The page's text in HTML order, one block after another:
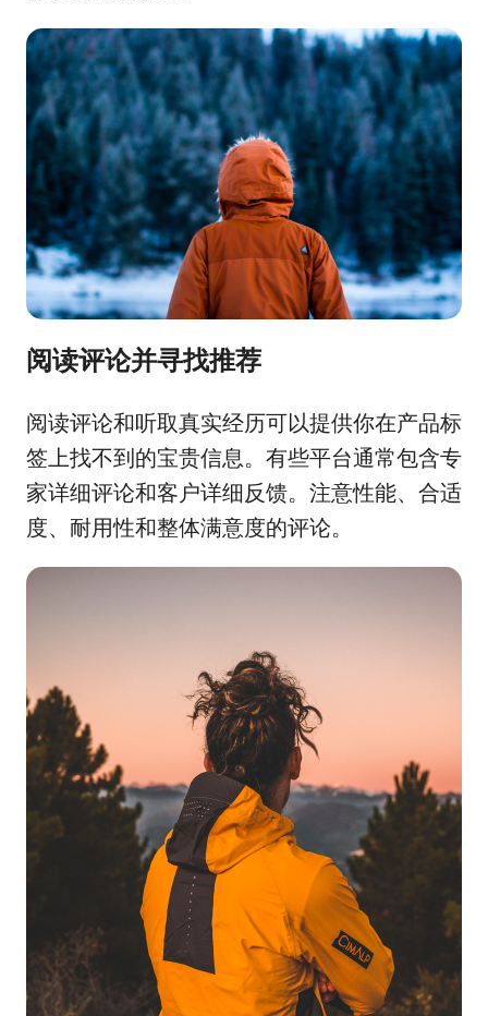
阅读评论并寻找推荐
阅读评论和听取真实经历可以提供你在产品标
签上找不到的宝贵信息。有些平台通常包含专
家详细评论和客户详细反馈。注意性能、合适
度、耐用性和整体满意度的评论。